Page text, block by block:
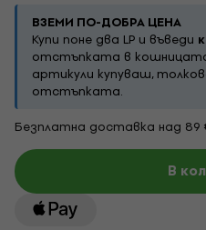
ВЗЕМИ ПО-ДОБРА ЦЕНА
Купи поне два LP и въведи
отстъпката в
артикули купуваш,
отстъпката.
Безплатна доставка над 89
В